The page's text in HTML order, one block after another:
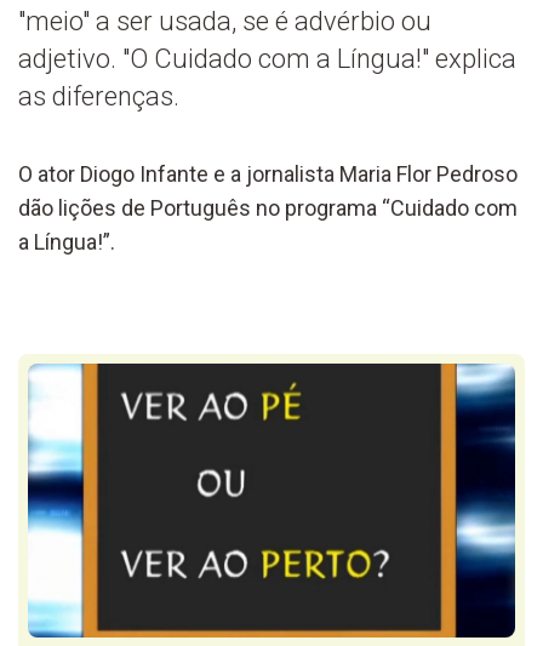
"meio" a ser usada, se é advérbio ou
adjetivo. "O Cuidado com a Língua!" explica
as diferenças.
O ator Diogo Infante e a jornalista Maria Flor Pedroso
dão lições de Português no programa “Cuidado com
a Língua!”.